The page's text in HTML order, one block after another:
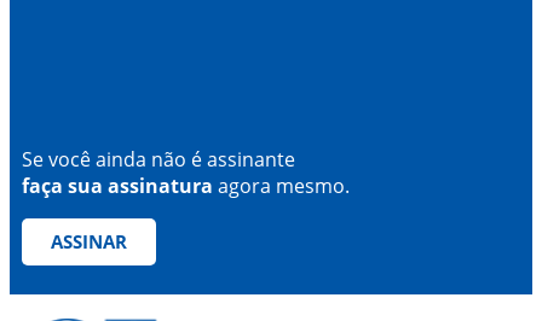
Se você ainda não é assinante
faça sua assinatura agora mesmo.
ASSINAR